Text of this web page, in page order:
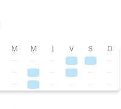
M M J V S D